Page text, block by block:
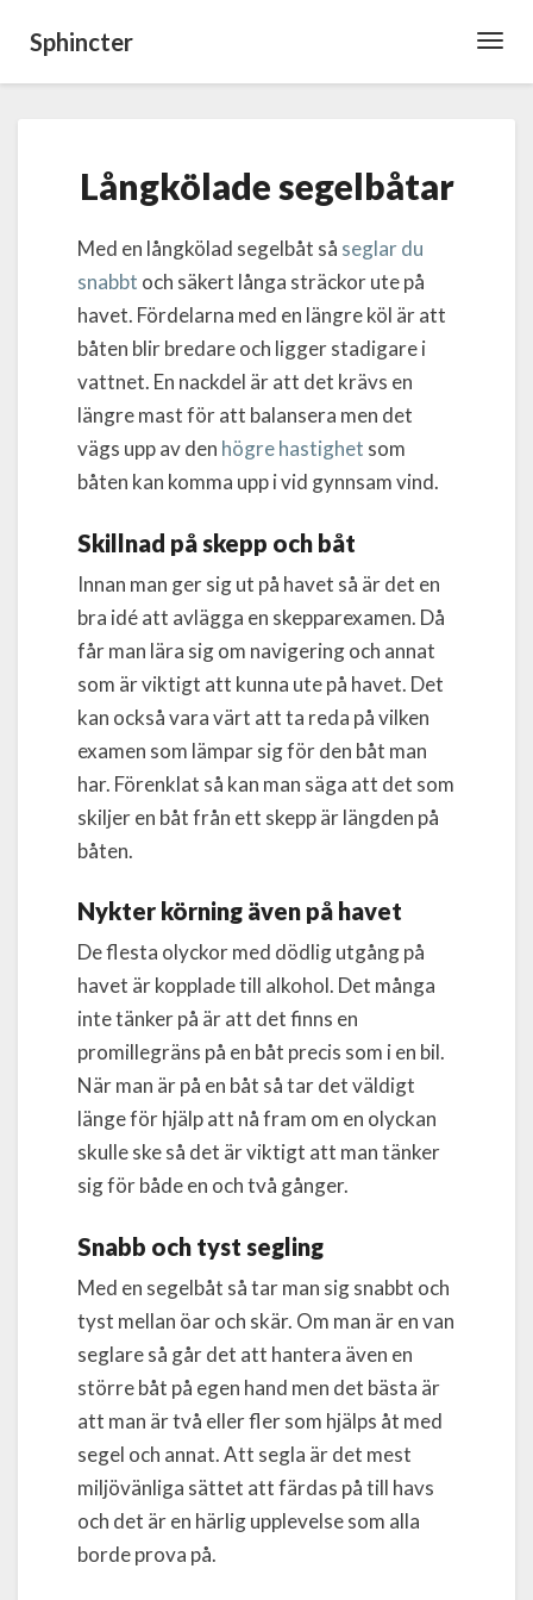
Sphincter
segelbåtar
Långkölade segelbåtar
Med en långkölad segelbåt så seglar du
snabbt och säkert långa sträckor ute på
havet. Fördelarna med en längre köl är att
båten blir bredare och ligger stadigare i
vattnet. En nackdel är att det krävs en
längre mast för att balansera men det
vägs upp av den högre hastighet som
båten kan komma upp i vid gynnsam vind.
Skillnad på skepp och båt
Innan man ger sig ut på havet så är det en
bra idé att avlägga en skepparexamen. Då
får man lära sig om navigering och annat
som är viktigt att kunna ute på havet. Det
kan också vara värt att ta reda på vilken
examen som lämpar sig för den båt man
har. Förenklat så kan man säga att det som
skiljer en båt från ett skepp är längden på
båten.
Nykter körning även på havet
De flesta olyckor med dödlig utgång på
havet är kopplade till alkohol. Det många
inte tänker på är att det finns en
promillegräns på en båt precis som i en bil.
När man är på en båt så tar det väldigt
länge för hjälp att nå fram om en olyckan
skulle ske så det är viktigt att man tänker
sig för både en och två gånger.
Snabb och tyst segling
Med en segelbåt så tar man sig snabbt och
tyst mellan öar och skär. Om man är en van
seglare så går det att hantera även en
större båt på egen hand men det bästa är
att man är två eller fler som hjälps åt med
segel och annat. Att segla är det mest
miljövänliga sättet att färdas på till havs
och det är en härlig upplevelse som alla
borde prova på.